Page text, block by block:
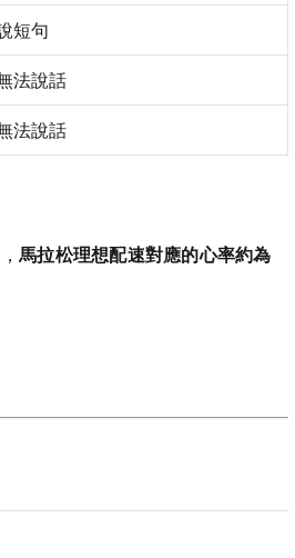
短句
法說話
法說話
馬拉松理想配速對應的心率約為